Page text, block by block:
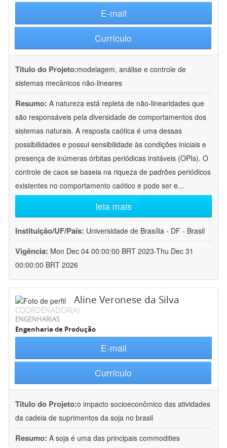
E-mail
Currículo
Título do Projeto:modelagem, análise e controle de
sistemas mecânicos não-lineares
Resumo: A natureza está repleta de não-linearidades que
são responsáveis pela diversidade de comportamentos dos
sistemas naturais. A resposta caótica é uma dessas
possibilidades e possui sensibilidade às condições iniciais e
presença de inúmeras órbitas periódicas instáveis (OPIs). O
controle de caos se baseia na riqueza de padrões periódicos
existentes no comportamento caótico e pode ser e...
leia mais
Instituição/UF/País: Universidade de Brasília - DF - Brasil
Vigência: Mon Dec 04 00:00:00 BRT 2023-Thu Dec 31
00:00:00 BRT 2026
Aline Veronese da Silva
COORDENADOR(A)
ENGENHARIAS
Engenharia de Produção
E-mail
Currículo
Título do Projeto:o impacto socioeconômico das atividades
da cadeia de suprimentos da soja no brasil
Resumo: A soja é uma das principais commodities